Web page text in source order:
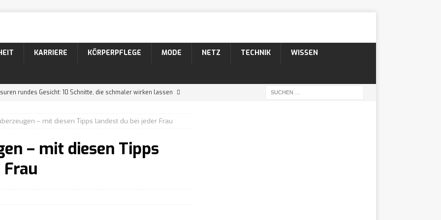
KARRIERE KÖRPERPFLEGE MODE NETZ TECHNIK WISSEN
rundes Gesicht: 10 Schnitte, die schmaler wirken lassen
dünnes Haar: 10 Schnitte, die volleres Haar zaubern
Männer: 10 coole Varianten für lockiges Haar
– mit diesen Tipps landest du bei jeder Frau
– mit diesen Tipps